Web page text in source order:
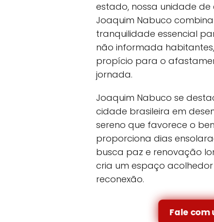
estado, nossa unidade
Joaquim Nabuco
tranquilidade essencial
não informada
propício para o
jornada.
Joaquim Nabuco se
cidade brasileira em
sereno que favorece o
proporciona dias
busca paz e renovação
cria um espaço
reconexão.
Fale